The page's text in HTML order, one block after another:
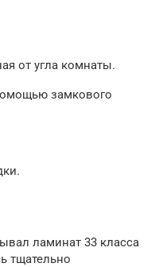
от угла комнаты.
замкового
ламинат 33 класса
тщательно